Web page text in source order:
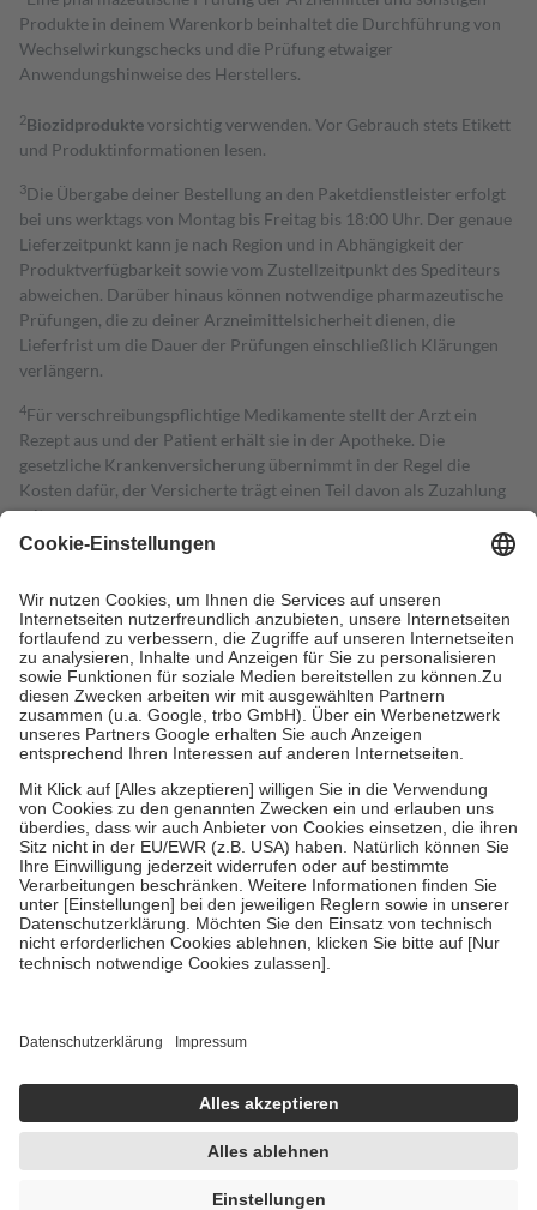
Produkte in deinem Warenkorb beinhaltet die Durchführung von
Wechselwirkungschecks und die Prüfung etwaiger
Anwendungshinweise des Herstellers.
2Biozidproduktevorsichtig verwenden. Vor Gebrauch stets Etikett
und Produktinformationen lesen.
3Die Übergabe deiner Bestellung an den Paketdienstleister erfolgt
bei uns werktags von Montag bis Freitag bis 18:00 Uhr. Der genaue
Lieferzeitpunkt kann je nach Region und in Abhängigkeit der
Produktverfügbarkeit sowie vom Zustellzeitpunkt des Spediteurs
abweichen. Darüber hinaus können notwendige pharmazeutische
Prüfungen, die zu deiner Arzneimittelsicherheit dienen, die
Lieferfrist um die Dauer der Prüfungen einschließlich Klärungen
verlängern.
4Für verschreibungspflichtige Medikamente stellt der Arzt ein
Rezept aus und der Patient erhält sie in der Apotheke. Die
gesetzliche Krankenversicherung übernimmt in der Regel die
Kosten dafür, der Versicherte trägt einen Teil davon als Zuzahlung
mit.
Grundsätzlich leisten Mitglieder Zuzahlungen in Höhe von zehn
höchstens zehn Euro.
Es sind jedoch nie mehr als die tatsächlichen
Kosten der Leistung zu entrichten.
Diese Regeln gelten grundsätzlich auch für Online-Apotheken.
Bei Heilmitteln und häuslicher Krankenpflege beträgt die
Zuzahlung zehn Prozent der Kosten sowie zehn Euro je
Verordnung.
Um das Engagement der Versicherten für ihre eigene Gesundheit zu
stärken und die besondere Stellung der Familie zu unterstützen,
fallenkeine Zuzahlungenan bei:
• Kindern und Jugendlichen bis zum vollendeten 18. Lebensjahr
mit Ausnahme der Fahrkosten
• Untersuchungen zur Vorsorge und Früherkennung, die von der
GKV getragen werden
• empfohlenen Schutzimpfungen
• Harn- und Blutteststreifen
getroffen, um sicherzustellen, dass es sich um echte Bewertungen
https://help.etrusted.com/hc/de/articles/4419944605341
Einige Bilder und Inhalte wurden unter Zuhilfenahme künstlicher